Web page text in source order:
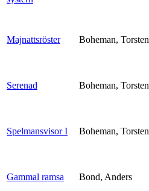
Majnattsröster Boheman, Torsten
Serenad Boheman, Torsten
Spelmansvisor I Boheman, Torsten
Gammal ramsa Bond, Anders